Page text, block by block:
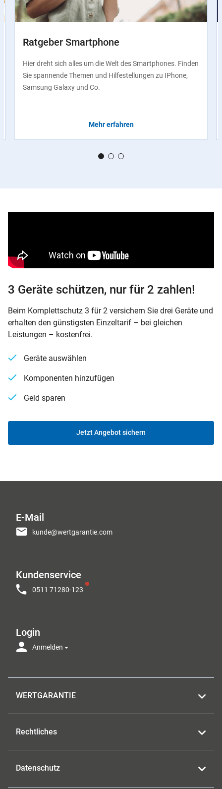
Ratgeber Smartphone
Hier dreht sich alles um die Welt des Smartphones. Finden
Sie spannende Themen und Hilfestellungen zu IPhone,
Samsung Galaxy und Co.
Mehr erfahren
3 Geräte schützen, nur für 2 zahlen!
Beim Komplettschutz 3 für 2 versichern Sie drei Geräte und
erhalten den günstigsten Einzeltarif – bei gleichen
Leistungen – kostenfrei.
Geräte auswählen
Komponenten hinzufügen
Geld sparen
Jetzt Angebot sichern
E-Mail
kunde@wertgarantie.com
Kundenservice
0511 71280-123
Login
Anmelden
WERTGARANTIE
Rechtliches
Datenschutz